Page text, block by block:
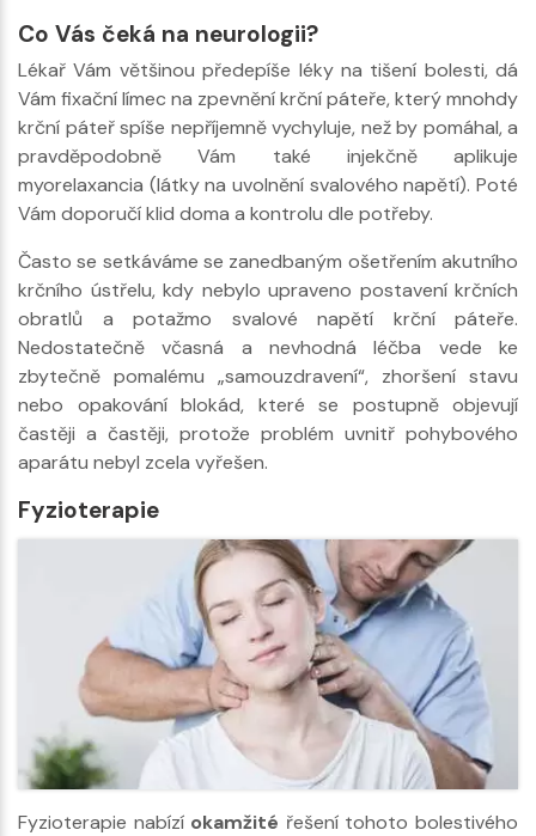
Co Vás čeká na neurologii?
Lékař Vám většinou předepíše léky na tišení bolesti, dá
Vám fixační límec na zpevnění krční páteře, který mnohdy
krční páteř spíše nepříjemně vychyluje, než by pomáhal, a
pravděpodobně Vám také injekčně aplikuje
myorelaxancia (látky na uvolnění svalového napětí). Poté
Vám doporučí klid doma a kontrolu dle potřeby.
Často se setkáváme se zanedbaným ošetřením akutního
krčního ústřelu, kdy nebylo upraveno postavení krčních
obratlů a potažmo svalové napětí krční páteře.
Nedostatečně včasná a nevhodná léčba vede ke
zbytečně pomalému „samouzdravení“, zhoršení stavu
nebo opakování blokád, které se postupně objevují
častěji a častěji, protože problém uvnitř pohybového
aparátu nebyl zcela vyřešen.
Fyzioterapie
Fyzioterapie nabízí okamžité řešení tohoto bolestivého